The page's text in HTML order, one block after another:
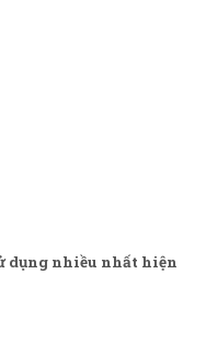
dụng nhiều nhất hiện